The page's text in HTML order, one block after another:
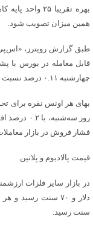
بهره تقریبا
همین میزان تصویب شود.
طبق گزارش رویترز،
قابل معامله در بورس با
چهارشنبه ۰.۱۱ درصد نسبت به روز سه شنبه افزایش یافت و به ۱۰۲۲.۶۰ تن رسید.
فشار فروش در بازار
قیمت پالادیوم و پلاتین
سنت رسید.